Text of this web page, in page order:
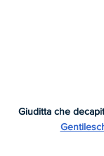
Giuditta che